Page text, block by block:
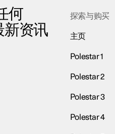
何
新资讯
探索与购买
主页
Polestar 1
Polestar 2
Polestar 3
Polestar 4